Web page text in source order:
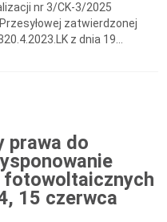
nr 3/CK-3/2025
zatwierdzonej
z dnia 19...
prawa do
15 czerwca